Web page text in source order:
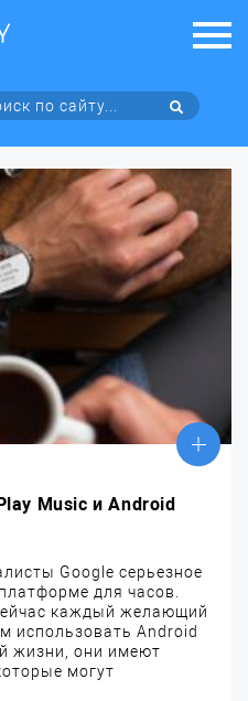
Music и Android
Google серьезное
для часов.
каждый желающий
использовать Android
жизни, они имеют
могут